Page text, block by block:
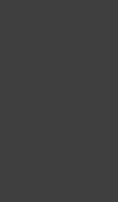
incluse per i
incasso DP 70
praticità
bagno raffinati